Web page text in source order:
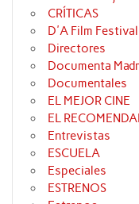
CRÍTICAS
D'A Film Festival
Directores
Documenta
Documentales
EL MEJOR CINE
EL
Entrevistas
ESCUELA
Especiales
ESTRENOS